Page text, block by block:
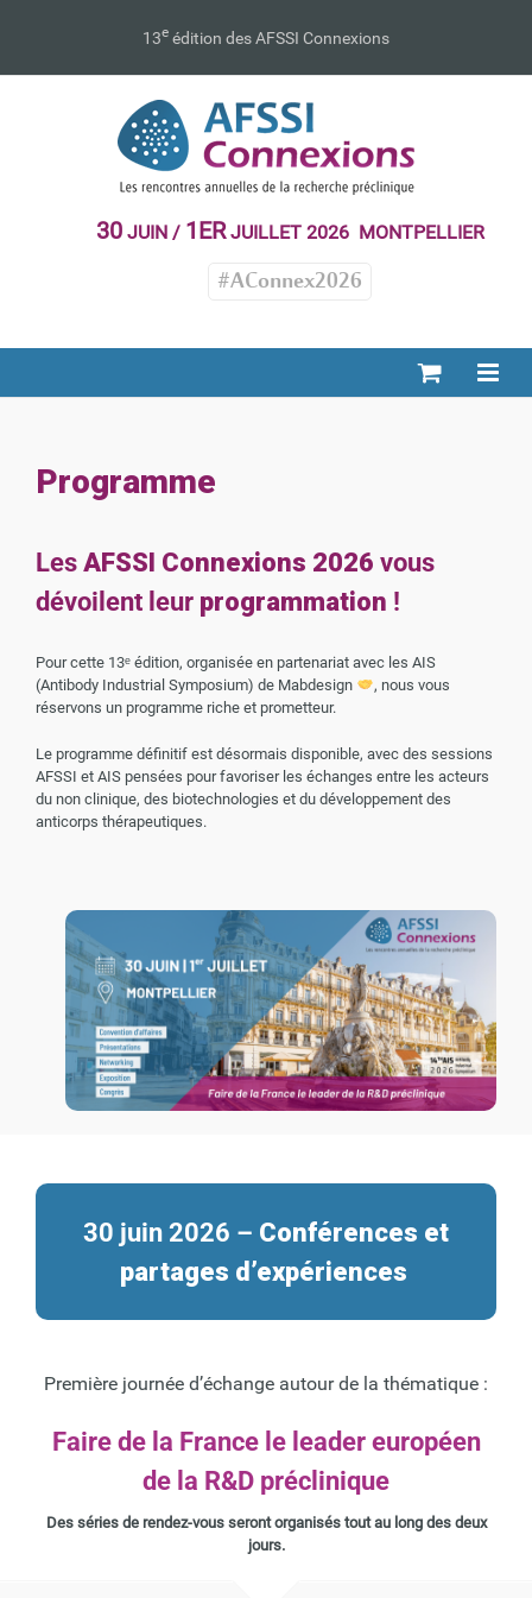
13e édition des AFSSI Connexions
30JUIN / 1ERJUILLET 2026 MONTPELLIER
#AConnex2026
Programme
Les AFSSI Connexions 2026 vous
dévoilent leur programmation !
Pour cette 13ᵉ édition, organisée en partenariat avec les AIS
(Antibody Industrial Symposium) de Mabdesign
, nous vous
réservons un programme riche et prometteur.
Le programme définitif est désormais disponible, avec des sessions
AFSSI et AIS pensées pour favoriser les échanges entre les acteurs
du non clinique, des biotechnologies et du développement des
anticorps thérapeutiques.
30 juin 2026 – Conférences et
partages d’expériences
Première journée d’échange autour de la thématique :
Faire de la France le leader européen
de la R&D préclinique
Des séries de rendez-vous seront organisés tout au long des deux
jours.